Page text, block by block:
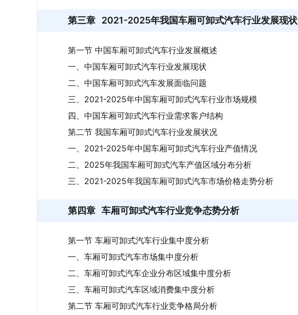
第三章 2021-2025年我国车厢可卸式汽车行业发展现状
第一节 中国车厢可卸式汽车行业发展概述
一、中国车厢可卸式汽车行业发展现状
二、中国车厢可卸式汽车发展面临问题
三、2021-2025年中国车厢可卸式汽车行业市场规模
四、中国车厢可卸式汽车行业需求客户结构
第二节 我国车厢可卸式汽车行业发展状况
一、2021-2025年中国车厢可卸式汽车行业产值情况
二、2025年我国车厢可卸式汽车产值区域分布分析
三、2021-2025年我国车厢可卸式汽车市场价格走势分析
第四章 车厢可卸式汽车行业竞争态势分析
第一节 车厢可卸式汽车行业集中度分析
一、车厢可卸式汽车市场集中度分析
二、车厢可卸式汽车企业分布区域集中度分析
三、车厢可卸式汽车区域消费集中度分析
第二节 车厢可卸式汽车行业竞争格局分析